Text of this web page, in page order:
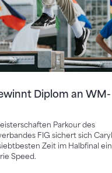
Diplom an WM-
Parkour des
FIG sichert sich Caryl
Zeit im Halbfinal ein
Speed.